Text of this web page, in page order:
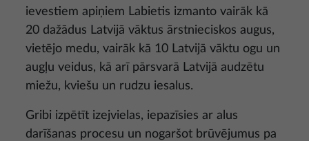
ievestiem apiņiem Labietis izmanto vairāk kā
20 dažādus Latvijā vāktus ārstnieciskos augus,
vietējo medu, vairāk kā 10 Latvijā vāktu ogu un
augļu veidus, kā arī pārsvarā Latvijā audzētu
miežu, kviešu un rudzu iesalus.
Gribi izpētīt izejvielas, iepazīsies ar alus
darīšanas procesu un nogaršot brūvējumus pa